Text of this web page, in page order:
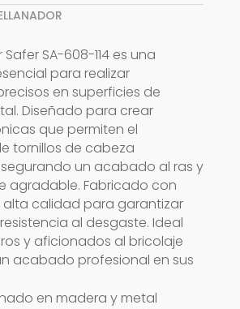
SA-608-114 es una
para realizar
en superficies de
Diseñado para crear
que permiten el
tornillos de cabeza
un acabado al ras y
agradable. Fabricado con
alta calidad para garantizar
al desgaste. Ideal
y aficionados al bricolaje
acabado profesional en sus
en madera y metal